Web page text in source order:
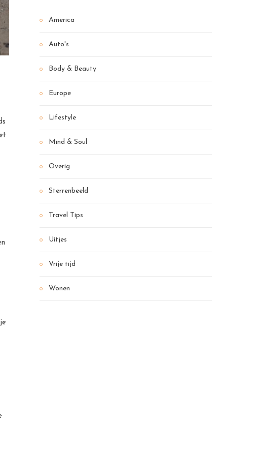
America
Auto's
Body & Beauty
Europe
Lifestyle
Mind & Soul
Overig
Sterrenbeeld
Travel Tips
Uitjes
Vrije tijd
Wonen